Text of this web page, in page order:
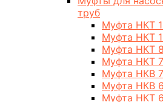
труб
Муфта НКТ
Муфта НКТ
Муфта НКТ
Муфта НКТ
Муфта НКВ
Муфта НКВ
Муфта НКТ